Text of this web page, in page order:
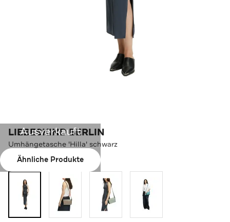
Ausverkauft
Ähnliche Produkte
LIEBESKIND BERLIN
Umhängetasche 'Hilla' schwarz
Farbe:schwarz